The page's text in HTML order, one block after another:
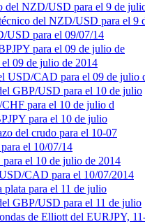
del NZD/USD para el 9 de
del NZD/USD para el 9
USD para el 09/07/14
para el 09 de julio de
09 de julio de 2014
USD/CAD para el 09 de julio
GBP/USD para el 10 de julio
para el 10 de julio d
para el 10 de julio
del crudo para el 10-07
el 10/07/14
el 10 de julio de 2014
CAD para el 10/07/2014
plata para el 11 de julio
GBP/USD para el 11 de julio
de Elliott del EURJPY,